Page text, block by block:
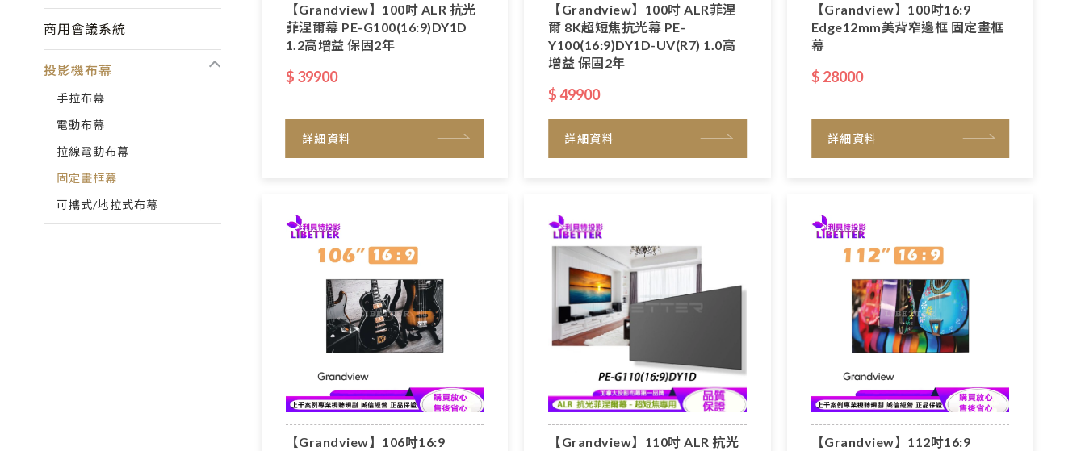
商用會議系統
投影機布幕
手拉布幕
電動布幕
拉線電動布幕
固定畫框幕
可攜式/地拉式布幕
【Grandview】100吋 ALR 抗光
菲涅爾幕 PE-G100(16:9)DY1D
1.2高增益 保固2年
$ 39900
詳細資料
【Grandview】100吋 ALR菲涅
爾 8K超短焦抗光幕 PE-
Y100(16:9)DY1D-UV(R7) 1.0高
增益 保固2年
$ 49900
詳細資料
【Grandview】100吋16:9
Edge12mm美背窄邊框 固定畫框
幕
$ 28000
詳細資料
【Grandview】106吋16:9
【Grandview】110吋 ALR 抗光
【Grandview】112吋16:9